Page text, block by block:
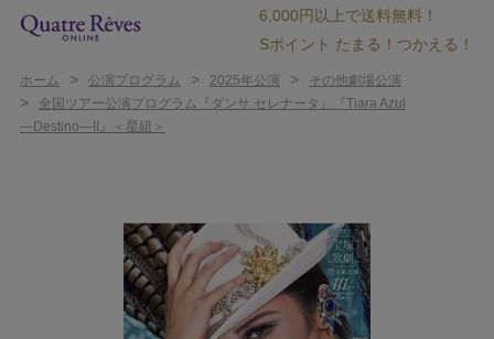
6,000円以上で送料無料！
Sポイント たまる！つかえる！
ホーム > 公演プログラム > 2025年公演 > その他劇場公演
>
全国ツアー公演プログラム『ダンサ セレナータ』『Tiara Azul
―Destino―II』＜星組＞